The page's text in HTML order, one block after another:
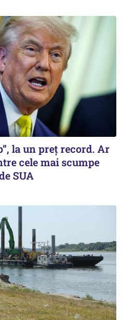
la un preț record. Ar
cele mai scumpe
SUA